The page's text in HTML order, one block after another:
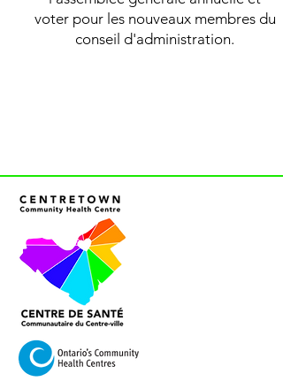
voter pour les nouveaux membres du
conseil d'administration.